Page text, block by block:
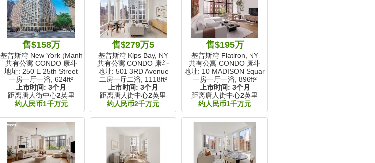
售$158万
基普斯湾 New York (Manhattan), NY
共有公寓 CONDO 康斗
地址: 250 E 25th Street
一房一厅一浴,624ft²
上市时间:3个月
距离唐人街中心2英里
约人民币1千万元
售$279万5
基普斯湾 Kips Bay, NY
共有公寓 CONDO 康斗
地址: 501 3RD Avenue
二房一厅二浴, 1118ft²
上市时间: 3个月
距离唐人街中心2英里
约人民币2千万元
售$195万
基普斯湾 Flatiron, NY
共有公寓 CONDO 康斗
地址: 10 MADISON Square W
一房一厅一浴, 896ft²
上市时间: 3个月
距离唐人街中心2英里
约人民币1千万元